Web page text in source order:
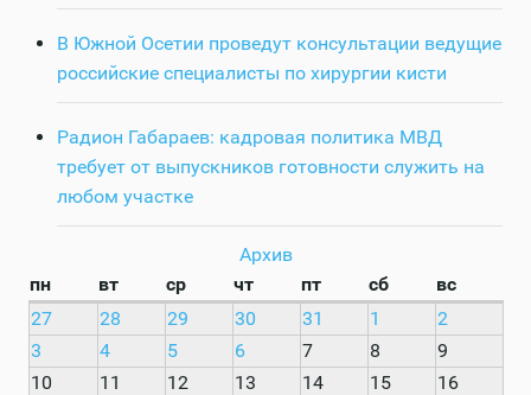
В Южной Осетии проведут консультации ведущие
российские специалисты по хирургии кисти
Радион Габараев: кадровая политика МВД
требует от выпускников готовности служить на
любом участке
Архив
пн
вт ср чт пт сб
вс
27
28 29 30 31 1
2
3
4 5 6 7 8
9
10
11 12 13 14 15
16